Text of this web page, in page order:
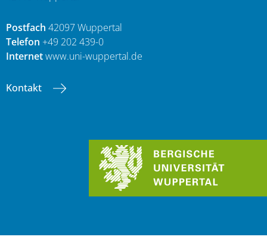
Postfach 42097 Wuppertal
Telefon +49 202 439-0
Internetwww.uni-wuppertal.de
Kontakt